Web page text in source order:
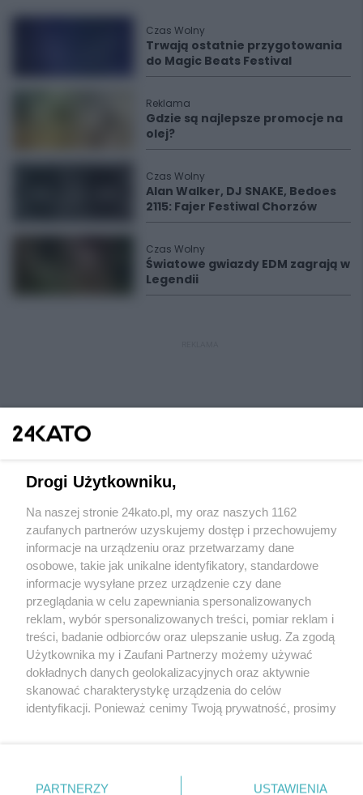
Czas Wolny
Trwają ostatnie przygotowania
do Magic Beats Festival
Reklama
Gdzie są najlepsze promocje na
olej?
Czas Wolny
Alan Walker, DJ SNAKE, Bedoes
2115: Fajer Festiwal Chorzów
Czas Wolny
Światowe gwiazdy EDM zagrają w
Legendii
Wydawca mediów lokalnych
Nie zapomnij
zapoznać się z:
polityką prywatności regulamin korzystania z portali
Twojemiasto
Piekary Śląskie
Chorzów
Tarnowskie Góry
Gliwice
Skontakuj sięz nami
Kontakt
Wydawca
Redakcja
Drogi Użytkowniku,
Na naszej stronie 24kato.pl, my oraz naszych 1162
zaufanych partnerów uzyskujemy dostęp i przechowujemy
informacje na urządzeniu oraz przetwarzamy dane
osobowe, takie jak unikalne identyfikatory, standardowe
informacje wysyłane przez urządzenie czy dane
przeglądania w celu zapewniania spersonalizowanych
reklam, wybór spersonalizowanych treści, pomiar reklam i
treści, badanie odbiorców oraz ulepszanie usług. Za zgodą
Użytkownika my i Zaufani Partnerzy możemy używać
dokładnych danych geolokalizacyjnych oraz aktywnie
skanować charakterystykę urządzenia do celów
identyfikacji. Ponieważ cenimy Twoją prywatność, prosimy
prywatności znajdujący się w lewym dolnym rogu strony
PARTNERZY USTAWIENIA